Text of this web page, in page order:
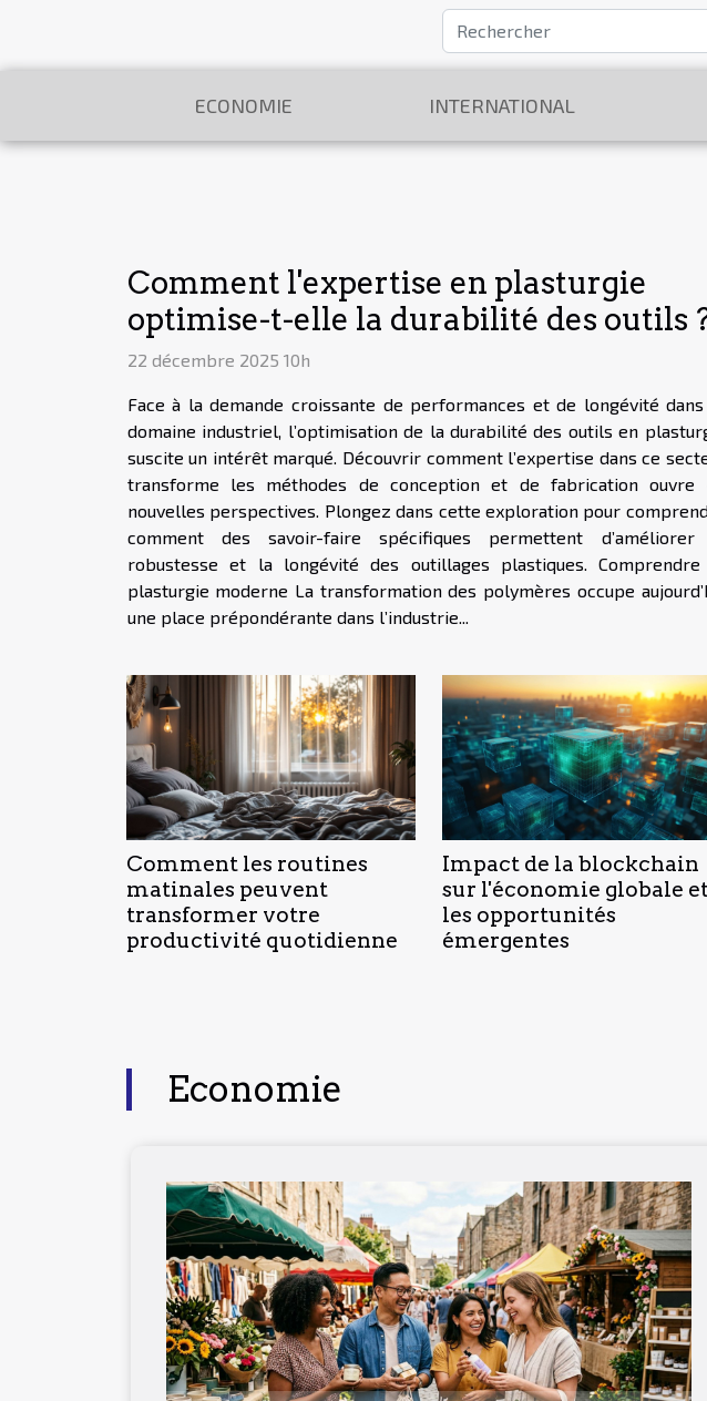
ECONOMIE INTERNATIONAL
Comment l'expertise en plasturgie
optimise-t-elle la durabilité des outils
22 décembre 2025 10h
Face à la demande croissante de performances et de longévité
domaine industriel, l’optimisation de la durabilité des outils en
suscite un intérêt marqué. Découvrir comment l’expertise dans ce
transforme les méthodes de conception et de fabrication ouvre
nouvelles perspectives. Plongez dans cette exploration pour
comment des savoir-faire spécifiques permettent
robustesse et la longévité des outillages plastiques.
plasturgie moderne La transformation des polymères occupe aujourd’hui
une place prépondérante dans l’industrie...
Comment les routines
matinales peuvent
transformer votre
productivité quotidienne
Impact de la blockchain
sur l'économie globale
les opportunités
émergentes
Economie